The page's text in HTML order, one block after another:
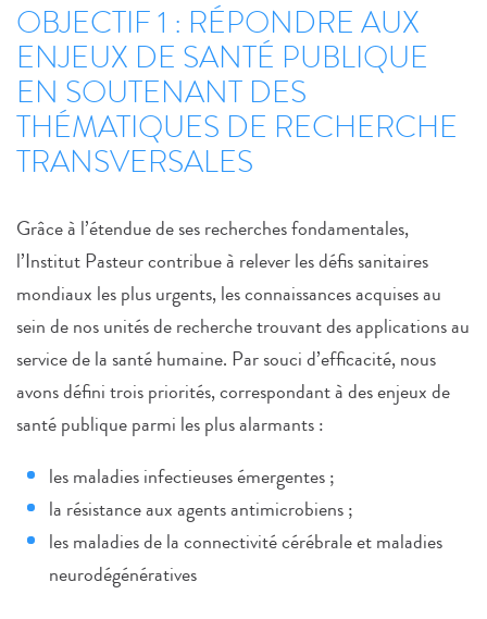
OBJECTIF 1 : RÉPONDRE AUX
ENJEUX DE SANTÉ PUBLIQUE
EN SOUTENANT DES
THÉMATIQUES DE RECHERCHE
TRANSVERSALES
Grâce à l’étendue de ses recherches fondamentales,
l’Institut Pasteur contribue à relever les défis sanitaires
mondiaux les plus urgents, les connaissances acquises au
sein de nos unités de recherche trouvant des applications au
service de la santé humaine. Par souci d’efficacité, nous
avons défini trois priorités, correspondant à des enjeux de
santé publique parmi les plus alarmants :
les maladies infectieuses émergentes ;
la résistance aux agents antimicrobiens ;
les maladies de la connectivité cérébrale et maladies
neurodégénératives